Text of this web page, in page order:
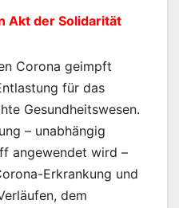
Akt der Solidarität
Corona geimpft
für das
Gesundheitswesen.
– unabhängig
angewendet wird –
Erkrankung und
dem